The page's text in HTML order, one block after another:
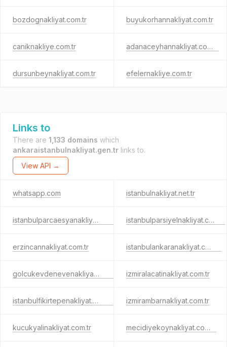
bozdognakliyat.com.tr buyukorhannakliyat.com.tr
caniknakliye.com.tr adanaceyhannakliyat.com.tr
dursunbeynakliyat.com.tr efelernakliye.com.tr
Links to
There are 1,133 domains which
ankaraistanbulnakliyat.gen.tr links to.
View API →
whatsapp.com istanbulnakliyat.net.tr
istanbulparcaesyanakliye.com.tr istanbulparsiyelnakliyat.com.tr
erzincannakliyat.com.tr istanbulankaranakliyat.com.tr
golcukevdenevenakliyat.com.tr izmiralacatinakliyat.com.tr
istanbulfikirtepenakliyat.com.tr izmirambarnakliyat.com.tr
kucukyalinakliyat.com.tr mecidiyekoynakliyat.com.tr